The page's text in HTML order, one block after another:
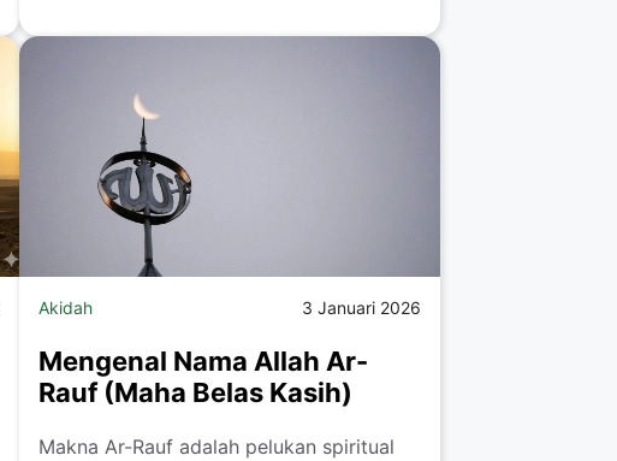
Akidah 3 Januari 2026
Mengenal Nama Allah Ar-
Rauf (Maha Belas Kasih)
Makna Ar-Rauf adalah pelukan spiritual